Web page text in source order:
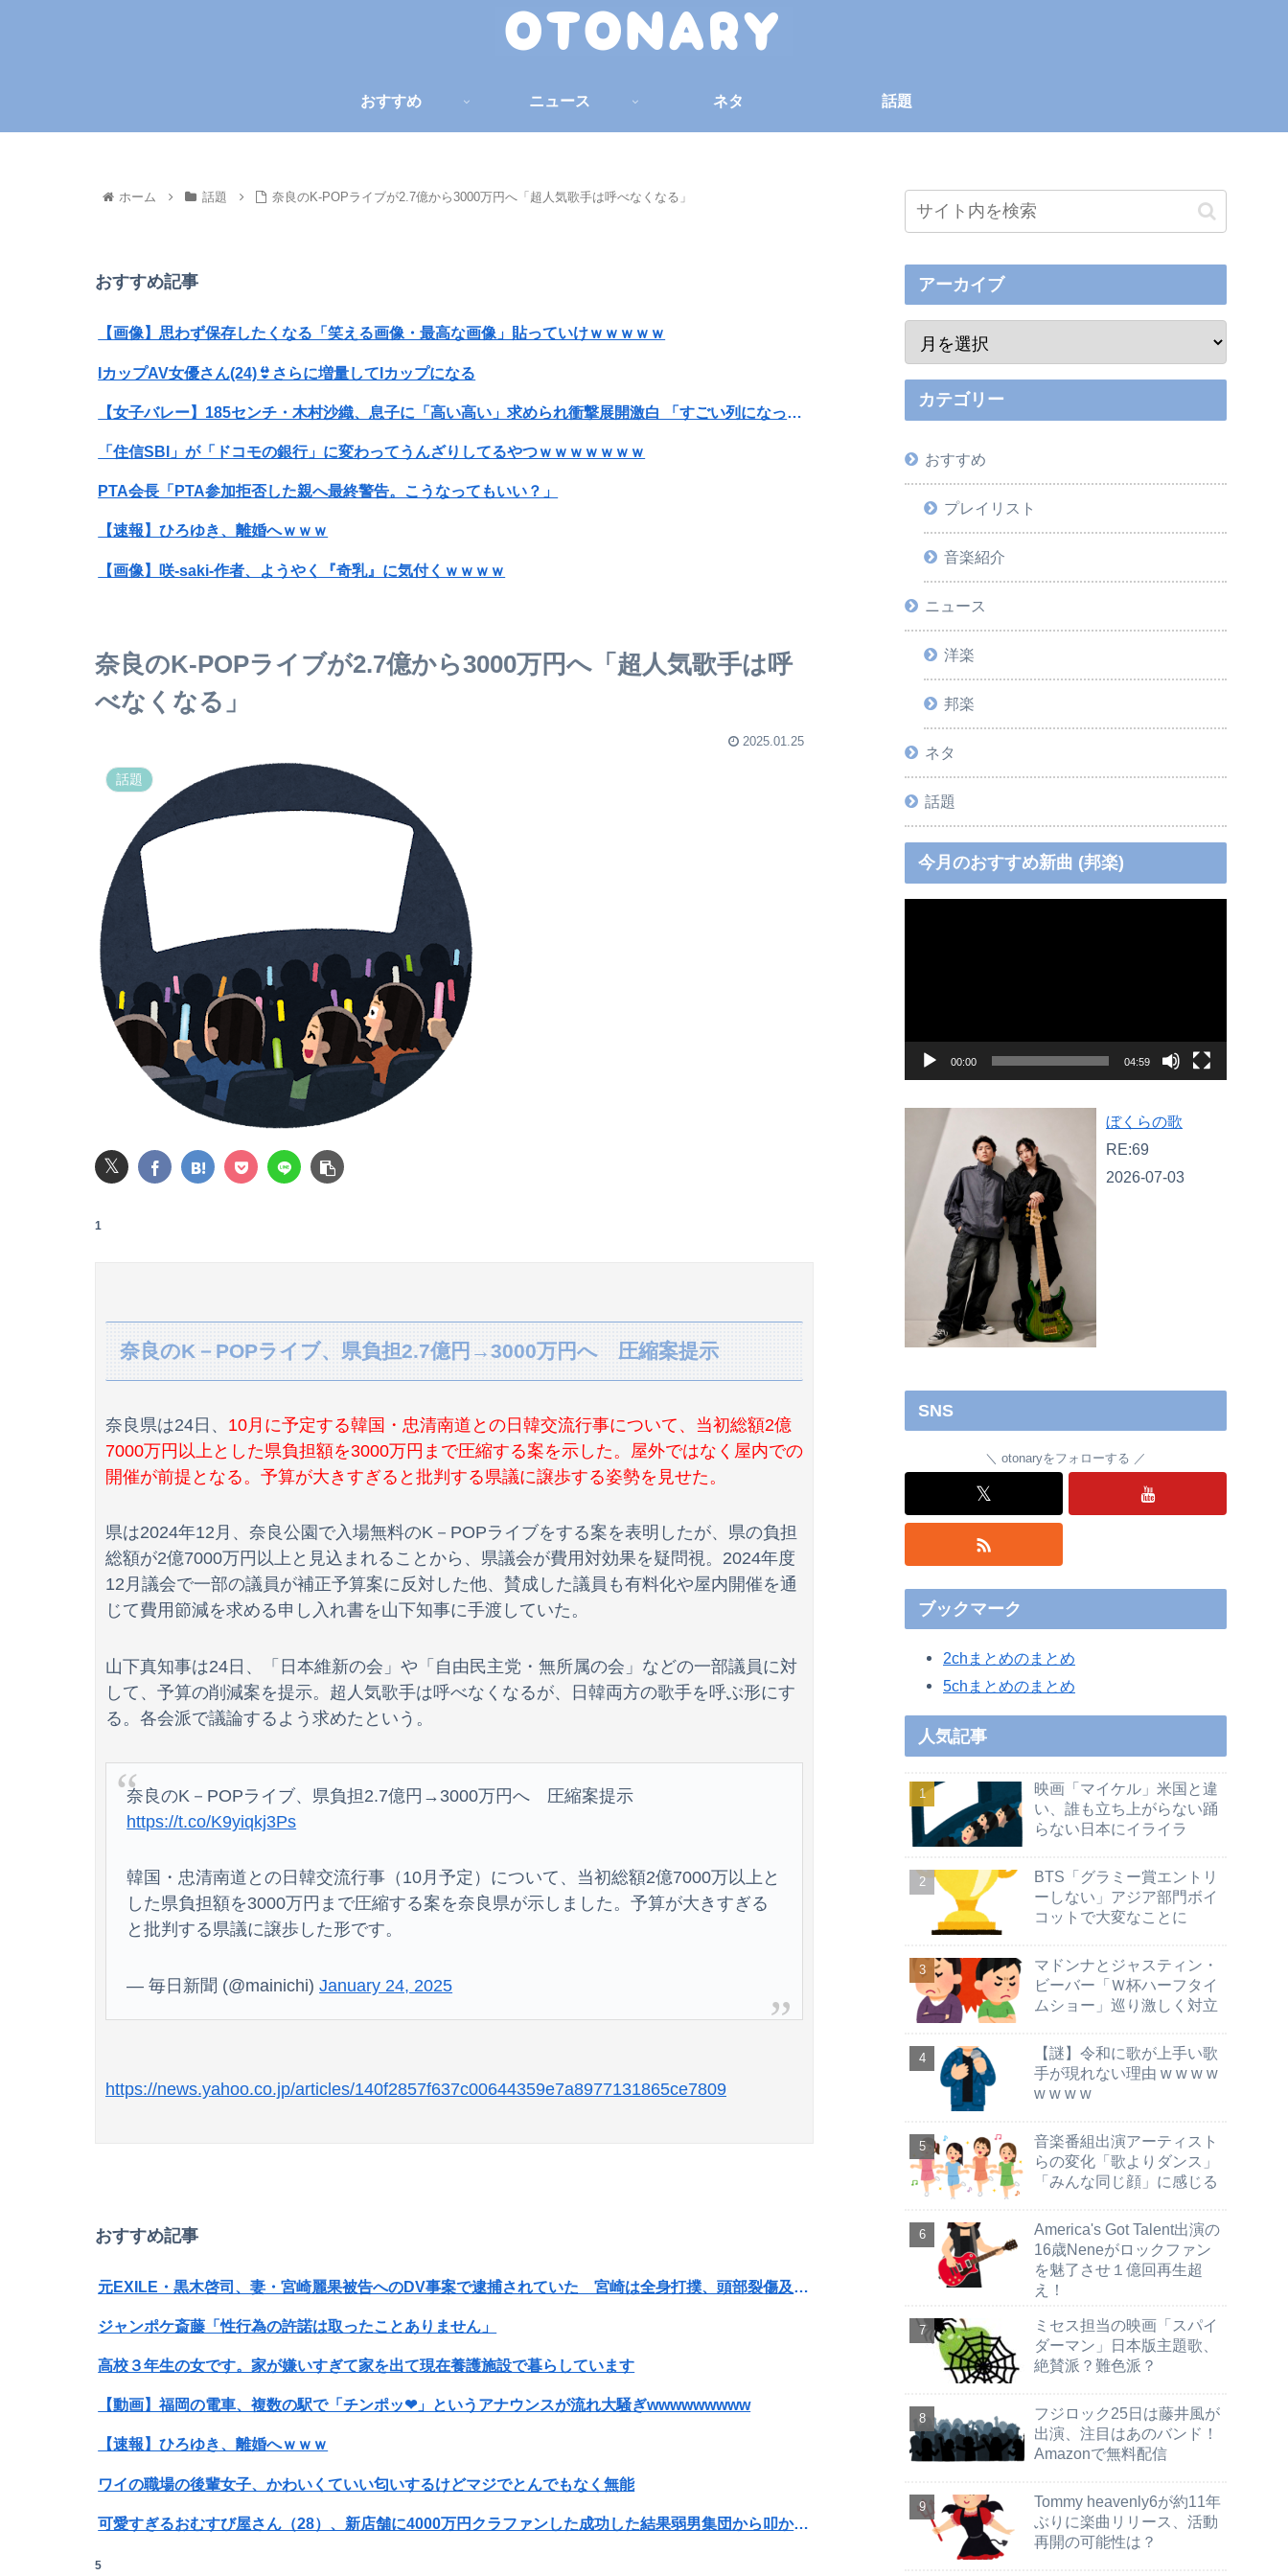
おすすめ ニュース ネタ 話題
ホーム 話題 奈良のK-POPライブが2.7億から3000万円へ「超人気歌手は呼べなくなる」
おすすめ記事
【画像】思わず保存したくなる「笑える画像・最高な画像」貼っていけｗｗｗｗｗ
IカップAV女優さん(24)👙さらに増量してIカップになる
【女子バレー】185センチ・木村沙織、息子に「高い高い」求められ衝撃展開激白 「すごい列になって…私アトラクションじゃないよみたいな」
「住信SBI」が「ドコモの銀行」に変わってうんざりしてるやつｗｗｗｗｗｗｗ
PTA会長「PTA参加拒否した親へ最終警告。こうなってもいい？」
【速報】ひろゆき、離婚へｗｗｗ
【画像】咲-saki-作者、ようやく『奇乳』に気付くｗｗｗｗ
【動画】福岡の電車、複数の駅で「チンポッ❤」というアナウンスが流れ大騒ぎwwwwwwwww
ホリエモン「面接でさ、納豆パックの薄いフィルムって何のために入っていの？って聞くわけ」
39独身女性ってもう人生詰んでんか？
元K-1王者・久保優太が10代女性と再婚 出会って6日で告白、半年でのスピード婚
自慢する時に目の前の人を下げる人の心理
ジャンポケ斎藤「性行為の許諾は取ったことありません」
高校３年生の女です。家が嫌いすぎて家を出て現在養護施設で暮らしています
【動画】福岡の電車、複数の駅で「チンポッ❤」というアナウンスが流れ大騒ぎwwwwwwwww
ワイの職場の後輩女子、かわいくていい匂いするけどマジでとんでもなく無能
【悲報】男が嫌いな男の特徴がこちらｗｗｗｗｗｗｗｗｗｗ
【動画】両方馬鹿（笑）ミニストップでトラックと衝突したドラレコが（ノ∇`）
転校生と仲良くなってその子の家に遊びに行ったら私が小さい頃に撮った写真があった
【画像】日焼け口リの締まったお尻っていいよね！ｗｗｗｗｗ
兵庫県斎藤知事、不正会計の疑いで前知事に聞き取り調査へ
【驚愕】エ口い女友達のクリ◯リスを舐めて3時間イカせまくった結果ｗｗｗｗｗｗｗｗｗｗ
【動画】ロシア軍のドローンをネット発射装置で撃墜するウクライナ。
【動画】役満ボディ・岡田紗佳(32)、渾身のあたシコダンスwwwwwww
【悲報】韓国人「え待って、何で日本の避難所って10年前と同レベルなの(ドン引き
欧州「日本だけ反則だろ…」 世界の『日本びいき』にヨーロッパ全土から不満の声
【動画】黒人系アイドルさん、リアルディズニープリンセスと話題に 【Pickup08083037】
奈良のK-POPライブが2.7億から3000万円へ「超人気歌手は呼
べなくなる」
2025.01.25
話題
𝕏
1
奈良のK－POPライブ、県負担2.7億円→3000万円へ 圧縮案提示
奈良県は24日、 10月に予定する韓国・忠清南道との日韓交流行事について、当初総額2億
7000万円以上とした県負担額を3000万円まで圧縮する案を示した。屋外ではなく屋内での
開催が前提となる。予算が大きすぎると批判する県議に譲歩する姿勢を見せた。
県は2024年12月、奈良公園で入場無料のK－POPライブをする案を表明したが、県の負担
総額が2億7000万円以上と見込まれることから、県議会が費用対効果を疑問視。2024年度
12月議会で一部の議員が補正予算案に反対した他、賛成した議員も有料化や屋内開催を通
じて費用節減を求める申し入れ書を山下知事に手渡していた。
山下真知事は24日、「日本維新の会」や「自由民主党・無所属の会」などの一部議員に対
して、予算の削減案を提示。超人気歌手は呼べなくなるが、日韓両方の歌手を呼ぶ形にす
る。各会派で議論するよう求めたという。
奈良のK－POPライブ、県負担2.7億円→3000万円へ 圧縮案提示
https://t.co/K9yiqkj3Ps
韓国・忠清南道との日韓交流行事（10月予定）について、当初総額2億7000万以上と
した県負担額を3000万円まで圧縮する案を奈良県が示しました。予算が大きすぎる
と批判する県議に譲歩した形です。
— 毎日新聞 (@mainichi)January 24, 2025
https://news.yahoo.co.jp/articles/140f2857f637c00644359e7a8977131865ce7809
おすすめ記事
元EXILE・黒木啓司、妻・宮崎麗果被告へのDV事案で逮捕されていた 宮崎は全身打撲、頭部裂傷及び打撲、頸部損傷の怪我
ジャンポケ斎藤「性行為の許諾は取ったことありません」
高校３年生の女です。家が嫌いすぎて家を出て現在養護施設で暮らしています
【動画】福岡の電車、複数の駅で「チンポッ❤」というアナウンスが流れ大騒ぎwwwwwwwww
【速報】ひろゆき、離婚へｗｗｗ
ワイの職場の後輩女子、かわいくていい匂いするけどマジでとんでもなく無能
可愛すぎるおむすび屋さん（28）、新店舗に4000万円クラファンした成功した結果弱男集団から叩かれてしまうｗｗｗｗ
【悲報】男が嫌いな男の特徴がこちらｗｗｗｗｗｗｗｗｗｗ
5
アーカイブ
カテゴリー
おすすめ
プレイリスト
音楽紹介
ニュース
洋楽
邦楽
ネタ
話題
今月のおすすめ新曲 (邦楽)
ー
00:00 04:59
ぼくらの歌
RE:69
2026-07-03
SNS
otonaryをフォローする
𝕏
ブックマーク
2chまとめのまとめ
5chまとめのまとめ
人気記事
映画「マイケル」米国と違
い、誰も立ち上がらない踊
らない日本にイライラ
BTS「グラミー賞エントリ
ーしない」アジア部門ボイ
コットで大変なことに
マドンナとジャスティン・
ビーバー「Ｗ杯ハーフタイ
ムショー」巡り激しく対立
【謎】令和に歌が上手い歌
手が現れない理由 w w w w
w w w w
音楽番組出演アーティスト
らの変化「歌よりダンス」
「みんな同じ顔」に感じる
America's Got Talent出演の
16歳Neneがロックファン
を魅了させ１億回再生超
え！
ミセス担当の映画「スパイ
ダーマン」日本版主題歌、
絶賛派？難色派？
フジロック25日は藤井風が
出演、注目はあのバンド！
Amazonで無料配信
Tommy heavenly6が約11年
ぶりに楽曲リリース、活動
再開の可能性は？